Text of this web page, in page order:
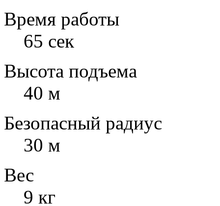
Время работы
65 сек
Высота подъема
40 м
Безопасный радиус
30 м
Вес
9 кг